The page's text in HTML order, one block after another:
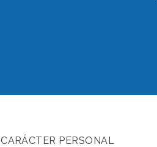
PERSONAL